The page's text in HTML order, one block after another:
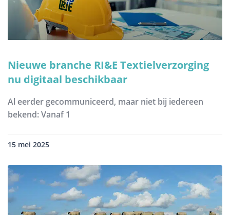
Nieuwe branche RI&E Textielverzorging
nu digitaal beschikbaar
Al eerder gecommuniceerd, maar niet bij iedereen
bekend: Vanaf 1
15 mei 2025